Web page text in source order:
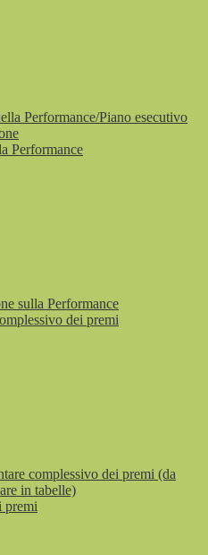
Performance/Piano esecutivo
Performance
sulla Performance
dei premi
complessivo dei premi (da
in tabelle)
premi